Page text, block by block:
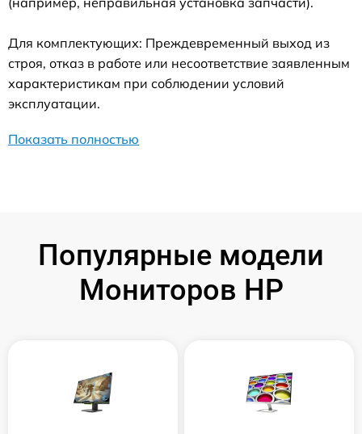
Для комплектующих: Преждевременный выход из
строя, отказ в работе или несоответствие заявленным
характеристикам при соблюдении условий
эксплуатации.
Показать полностью
Популярные модели
Мониторов HP